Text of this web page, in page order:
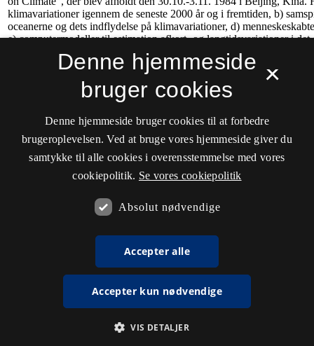
×
Denne hjemmeside
bruger cookies
Denne hjemmeside bruger cookies til at forbedre
brugeroplevelsen. Ved at bruge vores hjemmeside giver du
samtykke til alle cookies i overensstemmelse med vores
cookiepolitik. Se vores cookiepolitik
Absolut nødvendige
Accepter alle
Accepter kun nødvendige
VIS DETALJER